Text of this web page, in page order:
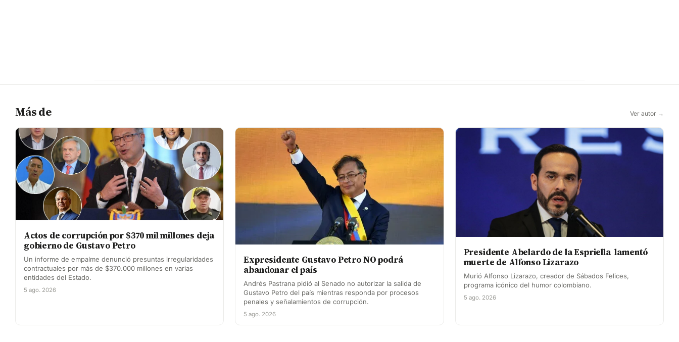
Más de Ver autor →
Actos de corrupción por $370 mil millones deja
gobierno de Gustavo Petro
Un informe de empalme denunció presuntas irregularidades
contractuales por más de $370.000 millones en varias
entidades del Estado.
5 ago. 2026
Expresidente Gustavo Petro NO podrá
abandonar el país
Andrés Pastrana pidió al Senado no autorizar la salida de
Gustavo Petro del país mientras responda por procesos
penales y señalamientos de corrupción.
5 ago. 2026
Presidente Abelardo de la Espriella lamentó
muerte de Alfonso Lizarazo
Murió Alfonso Lizarazo, creador de Sábados Felices,
programa icónico del humor colombiano.
5 ago. 2026